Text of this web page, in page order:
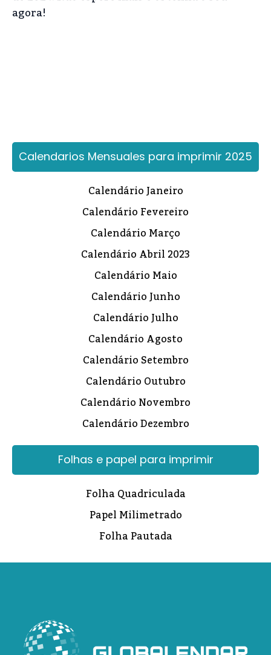
agora!
Calendarios Mensuales para imprimir 2025
Calendário Janeiro
Calendário Fevereiro
Calendário Março
Calendário Abril 2023
Calendário Maio
Calendário Junho
Calendário Julho
Calendário Agosto
Calendário Setembro
Calendário Outubro
Calendário Novembro
Calendário Dezembro
Folhas e papel para imprimir
Folha Quadriculada
Papel Milimetrado
Folha Pautada